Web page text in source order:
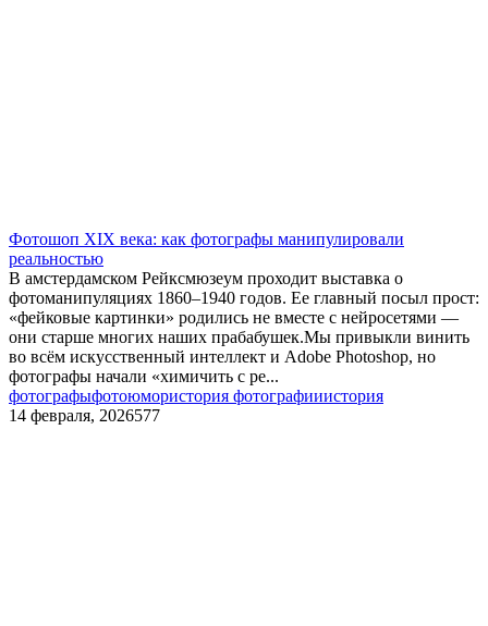
Фотошоп XIX века: как фотографы манипулировали
реальностью
В амстердамском Рейксмюзеум проходит выставка о
фотоманипуляциях 1860–1940 годов. Ее главный посыл прост:
«фейковые картинки» родились не вместе с нейросетями —
они старше многих наших прабабушек.Мы привыкли винить
во всём искусственный интеллект и Adobe Photoshop, но
фотографы начали «химичить с ре...
фотографыфотоюмористория фотографииистория
14 февраля, 2026577